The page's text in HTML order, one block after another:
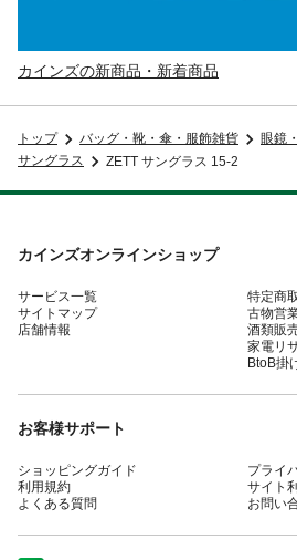
カインズの新商品・新着商品
トップ バッグ・靴・傘・服飾雑貨
眼鏡
サングラス
ZETT サングラス 15-2
カインズオンラインショップ
サービス一覧
サイトマップ
店舗情報
特定商
古物営
酒類販
家電リ
BtoB掛
お客様サポート
ショッピングガイド
利用規約
よくある質問
プライ
サイト
お問い